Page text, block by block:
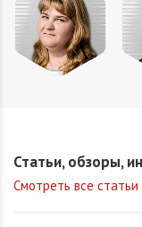
Статьи, обзоры,
Смотреть все статьи